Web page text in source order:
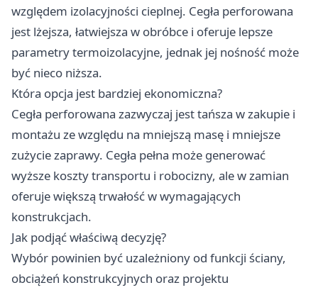
względem izolacyjności cieplnej. Cegła perforowana
jest lżejsza, łatwiejsza w obróbce i oferuje lepsze
parametry termoizolacyjne, jednak jej nośność może
być nieco niższa.
Która opcja jest bardziej ekonomiczna?
Cegła perforowana zazwyczaj jest tańsza w zakupie i
montażu ze względu na mniejszą masę i mniejsze
zużycie zaprawy. Cegła pełna może generować
wyższe koszty transportu i robocizny, ale w zamian
oferuje większą trwałość w wymagających
konstrukcjach.
Jak podjąć właściwą decyzję?
Wybór powinien być uzależniony od funkcji ściany,
obciążeń konstrukcyjnych oraz projektu